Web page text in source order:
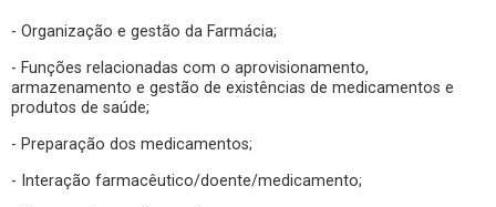
- Organização e gestão da Farmácia;
- Funções relacionadas com o aprovisionamento,
armazenamento e gestão de existências de medicamentos e
produtos de saúde;
- Preparação dos medicamentos;
- Interação farmacêutico/doente/medicamento;